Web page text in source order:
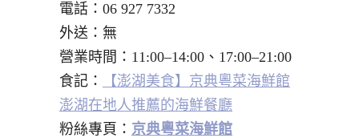
電話：06 927 7332
外送：無
營業時間：11:00–14:00、17:00–21:00
食記：
【澎湖美食】京典粵菜海鮮館
澎湖在地人推薦的海鮮餐廳
粉絲專頁： 京典粵菜海鮮館